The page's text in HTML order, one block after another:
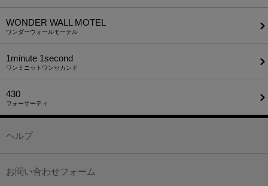
WONDER WALL MOTEL
ワンダーウォールモーテル
1minute​ 1second
ワンミニットワンセカンド
430
フォーサーティ
ヘルプ
お問い合わせフォーム